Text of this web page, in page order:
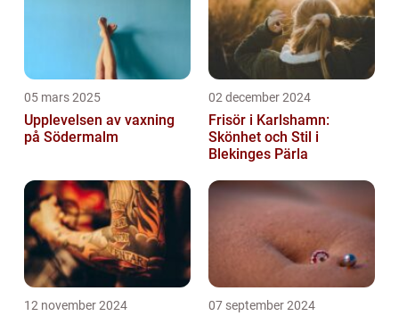
05 mars 2025
Upplevelsen av vaxning
på Södermalm
02 december 2024
Frisör i Karlshamn:
Skönhet och Stil i
Blekinges Pärla
12 november 2024 07 september 2024